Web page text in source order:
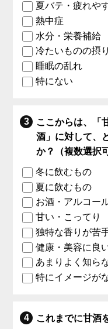
夏バテ・疲れや
熱中症
水分・栄養補給
冷たいものの摂
睡眠の乱れ
特にない
ここからは、「
酒」に対して、
か？（複数選択
冬に飲むもの
夏に飲むもの
お酒・アルコー
甘い・こってり
独特な香りが苦
健康・美容に良
あまりよく知ら
特にイメージが
これまでに甘酒